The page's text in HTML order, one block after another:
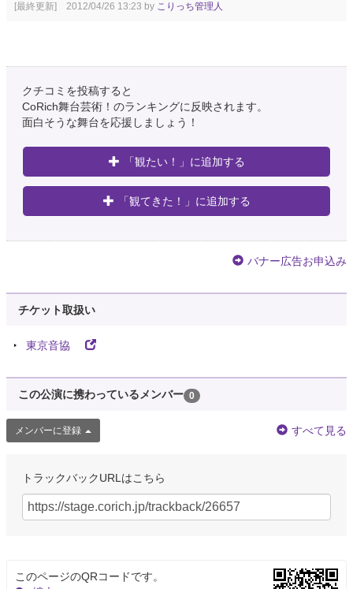
[最終更新] 2012/04/26 13:23 by こりっち管理人
クチコミを投稿すると
CoRich舞台芸術！のランキングに反映されます。
面白そうな舞台を応援しましょう！
「観たい！」に追加する
「観てきた！」に追加する
バナー広告お申込み
チケット取扱い
東京音協
この公演に携わっているメンバー 0
メンバーに登録 すべて見る
トラックバックURLはこちら
このページのQRコードです。